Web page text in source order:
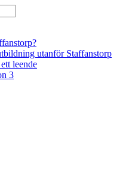
utanför Staffanstorp
leende
3